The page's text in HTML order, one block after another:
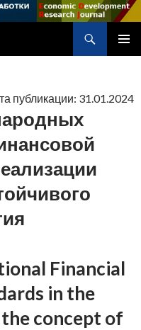
публикации: 31.01.2024
Financial
in the
concept of